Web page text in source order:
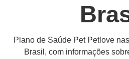
Plano de Saúde Pet Petlove
Brasil, com informações